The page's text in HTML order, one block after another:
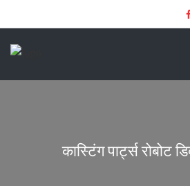
कास्टिंग पार्ट्स रोबोट